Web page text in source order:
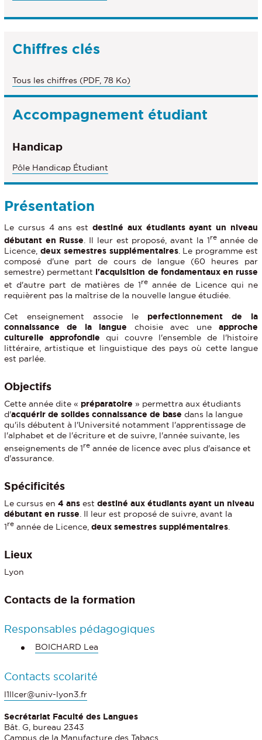
Chiffres clés
Tous les chiffres (PDF, 78 Ko)
Accompagnement étudiant
Handicap
Pôle Handicap Étudiant
Présentation
Le cursus 4 ans est destiné aux étudiants ayant un niveau
débutant en Russe . Il leur est proposé, avant la 1reannée de
Licence, deux semestres supplémentaires. Le programme est
composé d'une part de cours de langue (60 heures par
semestre) permettant l'acquisition de fondamentaux en russe
et d'autre part de matières de 1re année de Licence qui ne
requièrent pas la maîtrise de la nouvelle langue étudiée.
Cet enseignement associe le perfectionnement de la
connaissance de la langue choisie avec uneapproche
culturelle approfondie qui couvre l'ensemble de l'histoire
littéraire, artistique et linguistique des pays où cette langue
est parlée.
Objectifs
Cette année dite « préparatoire » permettra aux étudiants
d'acquérir de solides connaissance de base dans la langue
qu'ils débutent à l'Université notamment l'apprentissage de
l'alphabet et de l'écriture et de suivre, l'année suivante, les
enseignements de 1re année de licence avec plus d'aisance et
d'assurance.
Spécificités
Le cursus en 4 ans est destiné aux étudiants ayant un niveau
débutant en russe. Il leur est proposé de suivre, avant la
1re année de Licence, deux semestres supplémentaires
Lieux
Lyon
Contacts de la formation
Responsables pédagogiques
BOICHARD Lea
Contacts scolarité
l1llcer@univ-lyon3.fr
Secrétariat Faculté des Langues
Bât. G, bureau 2343
Campus de la Manufacture des Tabacs